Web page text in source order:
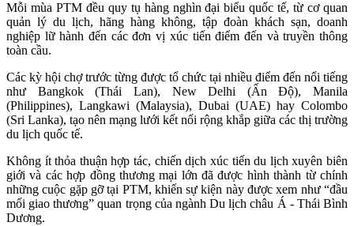
Mỗi mùa PTM đều quy tụ hàng nghìn đại biểu quốc tế, từ cơ quan
quản lý du lịch, hãng hàng không, tập đoàn khách sạn, doanh
nghiệp lữ hành đến các đơn vị xúc tiến điểm đến và truyền thông
toàn cầu.
Các kỳ hội chợ trước từng được tổ chức tại nhiều điểm đến nổi tiếng
như Bangkok (Thái Lan), New Delhi (Ấn Độ), Manila
(Philippines), Langkawi (Malaysia), Dubai (UAE) hay Colombo
(Sri Lanka), tạo nên mạng lưới kết nối rộng khắp giữa các thị trường
du lịch quốc tế.
Không ít thỏa thuận hợp tác, chiến dịch xúc tiến du lịch xuyên biên
giới và các hợp đồng thương mại lớn đã được hình thành từ chính
những cuộc gặp gỡ tại PTM, khiến sự kiện này được xem như “đầu
mối giao thương” quan trọng của ngành Du lịch châu Á - Thái Bình
Dương.